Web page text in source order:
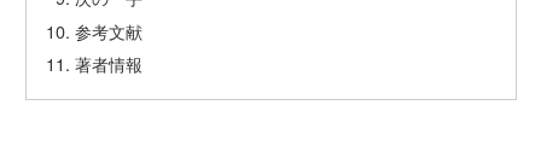
参考文献
著者情報